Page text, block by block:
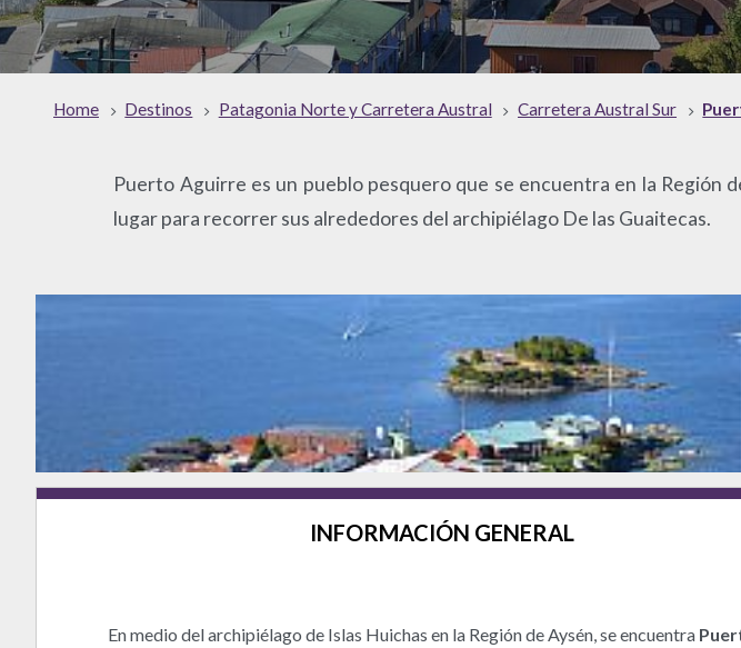
Home Destinos Patagonia Norte y Carretera Austral Carretera Austral Sur
Puerto Aguirre es un pueblo pesquero que se encuentra en la Región
lugar para recorrer sus alrededores del archipiélago De las Guaitecas.
INFORMACIÓN GENERAL
En medio del archipiélago de Islas Huichas en la Región de Aysén, se encuentra